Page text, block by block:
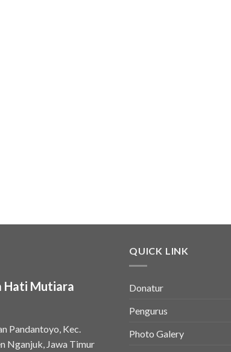
Hati Mutiara
Pandantoyo, Kec.
Nganjuk, Jawa Timur
QUICK LINK
Donatur
Pengurus
Photo Galery